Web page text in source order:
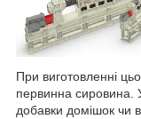
При виготовленні
первинна сировина.
добавки домішок чи